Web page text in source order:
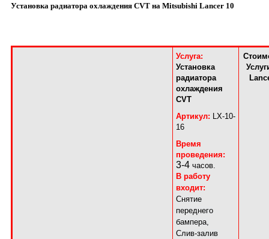
Установка радиатора охлаждения CVT на Mitsubishi Lancer 10
Услуга:
Установка
радиатора
охлаждения
CVT
Артикул: LX-10-
16
Время
проведения:
3-4 часов.
В работу
входит:
Снятие
переднего
бампера,
Слив-залив